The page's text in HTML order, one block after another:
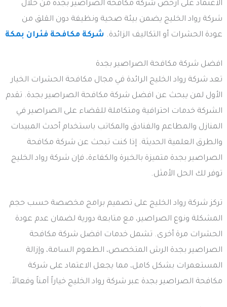
الاعتماد على ارخص شركة مكافحة الصراصير بجدة من خلال
شركة رواد الخليج يضمن بيئة صحية ونظيفة دون القلق من
عودة الحشرات أو التكاليف الزائدة. شركة مكافحة فئران بمكة
افضل شركة مكافحة الصراصير بجدة
تعد شركة رواد الخليج الرائدة في مجال مكافحة الحشرات الخيار
الأول لمن يبحث عن افضل شركة مكافحة الصراصير بجدة. تقدم
الشركة خدمات احترافية ومتكاملة للقضاء على الصراصير في
المنازل والمطاعم والفنادق والمكاتب باستخدام أحدث المبيدات
والطرق العلمية الحديثة. إذا كنت تبحث عن شركة مكافحة
الصراصير بجدة متميزة بالخبرة والكفاءة، فإن شركة رواد الخليج
توفر لك الحل الأمثل.
تركز شركة رواد الخليج على تصميم برامج مخصصة حسب حجم
المشكلة ونوع الصراصير، مع متابعة دورية لضمان عدم عودة
الحشرات مرة أخرى. تشمل خدمات افضل شركة مكافحة
الصراصير بجدة الرش المتخصص، الطعوم السامة، وإزالة
المستعمرات بشكل كامل، مما يجعل الاعتماد على شركة
مكافحة الصراصير بجدة عبر شركة رواد الخليج خياراً آمناً وفعالاً.